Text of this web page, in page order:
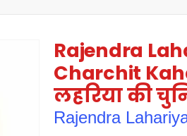
Rajendra
Charchit
लहरिया की
Rajendra Lahariya